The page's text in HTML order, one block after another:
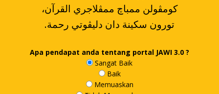
،کومڤولن ممباچ ممڤلاجري القرآن
.تورون سکينة دان دليڤوتي رحمة
Apa pendapat anda tentang portal JAWI 3.0 ?
Sangat Baik
Baik
Memuaskan